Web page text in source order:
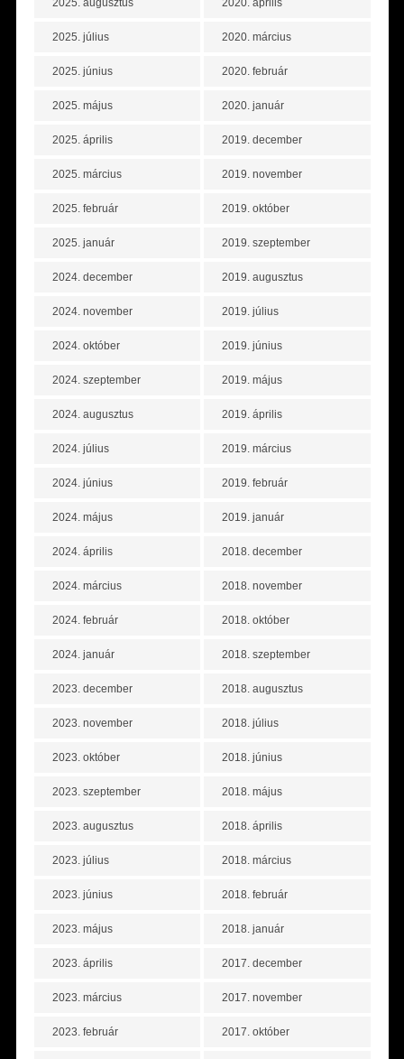
2025. augusztus
2025. július
2025. június
2025. május
2025. április
2025. március
2025. február
2025. január
2024. december
2024. november
2024. október
2024. szeptember
2024. augusztus
2024. július
2024. június
2024. május
2024. április
2024. március
2024. február
2024. január
2023. december
2023. november
2023. október
2023. szeptember
2023. augusztus
2023. július
2023. június
2023. május
2023. április
2023. március
2023. február
2020. április
2020. március
2020. február
2020. január
2019. december
2019. november
2019. október
2019. szeptember
2019. augusztus
2019. július
2019. június
2019. május
2019. április
2019. március
2019. február
2019. január
2018. december
2018. november
2018. október
2018. szeptember
2018. augusztus
2018. július
2018. június
2018. május
2018. április
2018. március
2018. február
2018. január
2017. december
2017. november
2017. október